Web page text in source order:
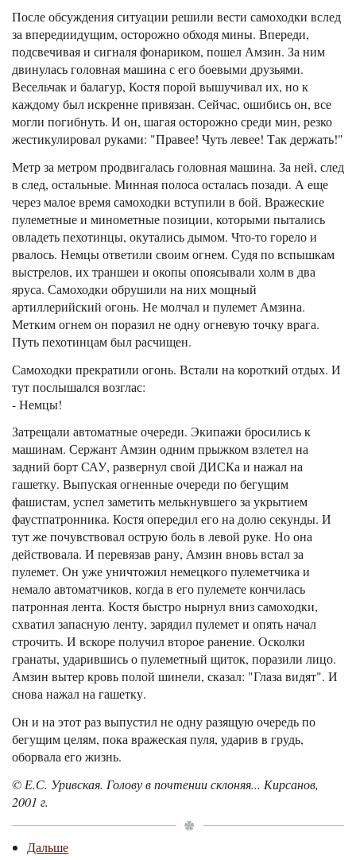
После обсуждения ситуации решили вести самоходки вслед
за впередиидущим, осторожно обходя мины. Впереди,
подсвечивая и сигналя фонариком, пошел Амзин. За ним
двинулась головная машина с его боевыми друзьями.
Весельчак и балагур, Костя порой вышучивал их, но к
каждому был искренне привязан. Сейчас, ошибись он, все
могли погибнуть. И он, шагая осторожно среди мин, резко
жестикулировал руками: "Правее! Чуть левее! Так держать!"
Метр за метром продвигалась головная машина. За ней, след
в след, остальные. Минная полоса осталась позади. А еще
через малое время самоходки вступили в бой. Вражеские
пулеметные и минометные позиции, которыми пытались
овладеть пехотинцы, окутались дымом. Что-то горело и
рвалось. Немцы ответили своим огнем. Судя по вспышкам
выстрелов, их траншеи и окопы опоясывали холм в два
яруса. Самоходки обрушили на них мощный
артиллерийский огонь. Не молчал и пулемет Амзина.
Метким огнем он поразил не одну огневую точку врага.
Путь пехотинцам был расчищен.
Самоходки прекратили огонь. Встали на короткий отдых. И
тут послышался возглас:
- Немцы!
Затрещали автоматные очереди. Экипажи бросились к
машинам. Сержант Амзин одним прыжком взлетел на
задний борт САУ, развернул свой ДИСКа и нажал на
гашетку. Выпуская огненные очереди по бегущим
фашистам, успел заметить мелькнувшего за укрытием
фаустпатронника. Костя опередил его на долю секунды. И
тут же почувствовал острую боль в левой руке. Но она
действовала. И перевязав рану, Амзин вновь встал за
пулемет. Он уже уничтожил немецкого пулеметчика и
немало автоматчиков, когда в его пулемете кончилась
патронная лента. Костя быстро нырнул вниз самоходки,
схватил запасную ленту, зарядил пулемет и опять начал
строчить. И вскоре получил второе ранение. Осколки
гранаты, ударившись о пулеметный щиток, поразили лицо.
Амзин вытер кровь полой шинели, сказал: "Глаза видят". И
снова нажал на гашетку.
Он и на этот раз выпустил не одну разящую очередь по
бегущим целям, пока вражеская пуля, ударив в грудь,
оборвала его жизнь.
© Е.С. Уривская. Голову в почтении склоняя... Кирсанов,
2001 г.
Дальше